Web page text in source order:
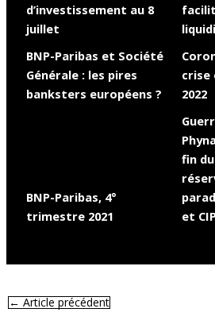
d’investissement au 8
juillet
BNP-Paribas et Société
Générale : les pires
banksters européens ?
crise
2022
BNP-Paribas, 4°
trimestre 2021
fin
et
←Article précédent